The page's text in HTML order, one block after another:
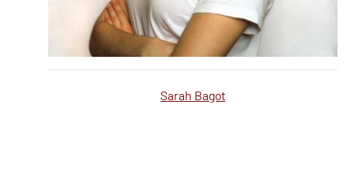
Sarah Bagot